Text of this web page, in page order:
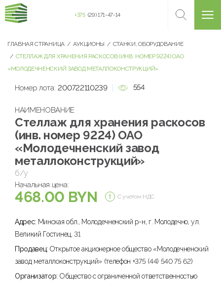
+375 (29) 171-47-14
ГЛАВНАЯ СТРАНИЦА АУКЦИОНЫ
СТАНКИ, ОБОРУДОВАНИЕ
СТЕЛЛАЖ ДЛЯ ХРАНЕНИЯ РАСКОСОВ (ИНВ. НОМЕР 9224) ОАО
«МОЛОДЕЧНЕНСКИЙ ЗАВОД МЕТАЛЛОКОНСТРУКЦИЙ»
Номер лота: 200722110239 554
НАИМЕНОВАНИЕ
Стеллаж для хранения раскосов
(инв. номер 9224) ОАО
«Молодечненский завод
металлоконструкций»
б/у
Начальная цена:
468.00 BYN С учетом НДС
Адрес: Минская обл., Молодечненский р-н, г. Молодечно, ул.
Великий Гостинец, 31
Продавец: Открытое акционерное общество «Молодечненский
завод металлоконструкций» (телефон +375 (44) 540 75 62)
Организатор: Общество с ограниченной ответственностью